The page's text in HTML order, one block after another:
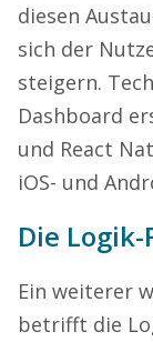
diesen
sich der
steigern.
Dashboard
und React
iOS- und
Die
Ein weiterer
betrifft die